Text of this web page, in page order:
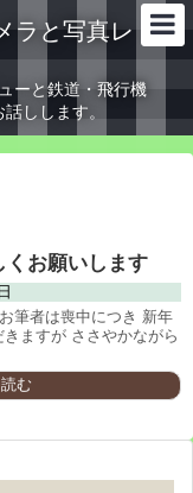
ラと写真レ
ーと鉄道・飛行機
しします。
くお願いします
筆者は喪中につき 新年
ますが ささやかながら
む